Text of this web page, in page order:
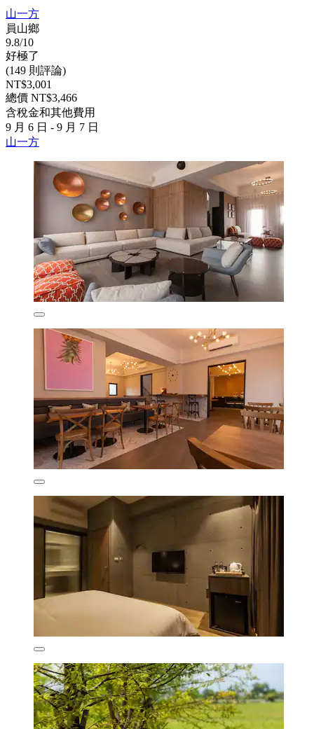
山一方
員山鄉
9.8/10
好極了
(149 則評論)
NT$3,001
總價 NT$3,466
含稅金和其他費用
9 月 6 日 - 9 月 7 日
山一方